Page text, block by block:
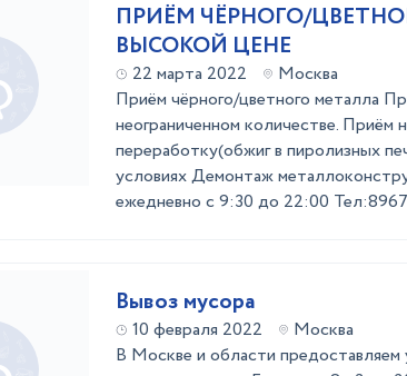
ПРИЁМ ЧЁРНОГО/
ВЫСОКОЙ ЦЕНЕ
22 марта 2022
Москва
Приём чёрного/цветного металла
неограниченном количестве. Приём
переработку(обжиг в пиролизных
условиях Демонтаж
ежедневно с 9:30 до 22:00
Вывоз мусора
10 февраля 2022
Москва
В Москве и области предоставляем